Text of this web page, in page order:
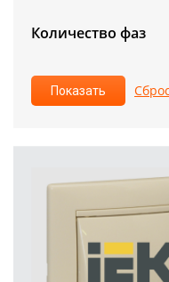
Количество фаз